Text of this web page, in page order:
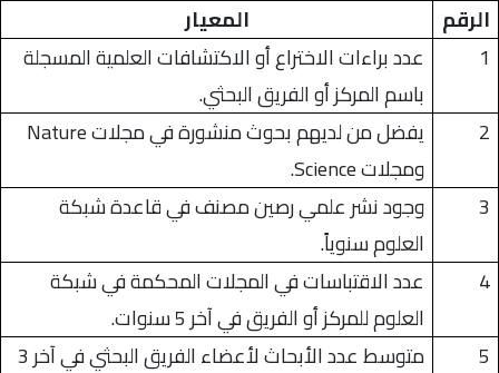
الرقم
المعيار
1
عدد براءات الاختراع أو الاكتشافات العلمية المسجلة
باسم المركز أو الفريق البحثي.
2
يفضل من لديهم بحوث منشورة في مجلات Nature
ومجلات Science.
3
وجود نشر علمي رصين مصنف في قاعدة شبكة
العلوم سنوياً.
4
عدد الاقتباسات في المجلات المحكمة في شبكة
العلوم للمركز أو الفريق في آخر 5 سنوات.
5
متوسط عدد الأبحاث لأعضاء الفريق البحثي في آخر 3